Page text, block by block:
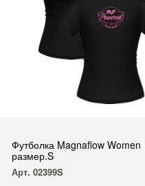
Футболка Magnaflow Women
размер.S
Арт. 02399S